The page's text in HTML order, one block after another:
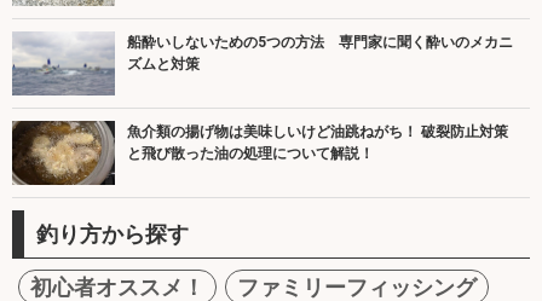
船酔いしないための5つの方法 専門家に聞く酔いのメカニ
ズムと対策
魚介類の揚げ物は美味しいけど油跳ねがち！ 破裂防止対策
と飛び散った油の処理について解説！
釣り方から探す
初心者オススメ！
ファミリーフィッシング